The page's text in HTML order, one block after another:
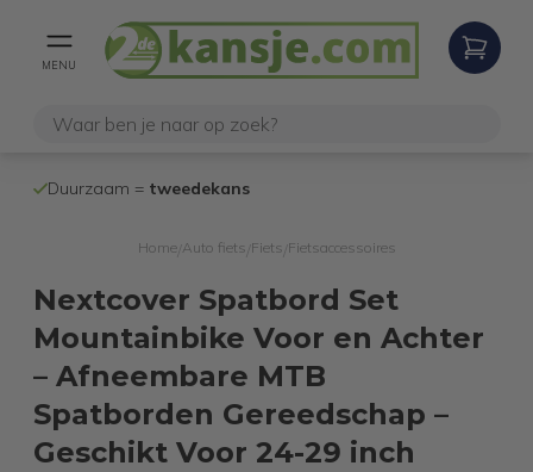
MENU
Duurzaam = tweedekans
Home/ Auto fiets Fiets Fietsaccessoires
Nextcover Spatbord Set
Mountainbike Voor en Achter
– Afneembare MTB
Spatborden Gereedschap –
Geschikt Voor 24-29 inch